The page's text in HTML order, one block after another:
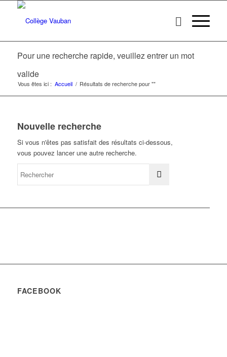
Pour une recherche rapide, veuillez entrer un mot
valide
Vous êtes ici : Accueil / Résultats de recherche pour ""
Nouvelle recherche
Si vous n'êtes pas satisfait des résultats ci-dessous,
vous pouvez lancer une autre recherche.
FACEBOOK